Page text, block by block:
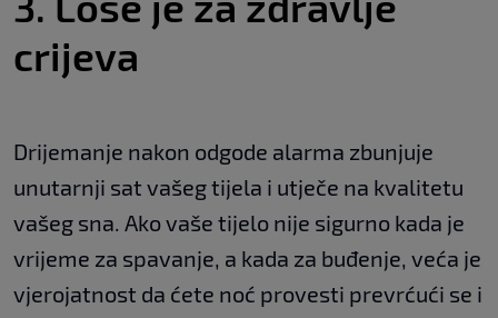
crijeva
Drijemanje nakon odgode alarma zbunjuje
unutarnji sat vašeg tijela i utječe na kvalitetu
vašeg sna. Ako vaše tijelo nije sigurno kada je
vrijeme za spavanje, a kada za buđenje, veća je
vjerojatnost da ćete noć provesti prevrćući se i